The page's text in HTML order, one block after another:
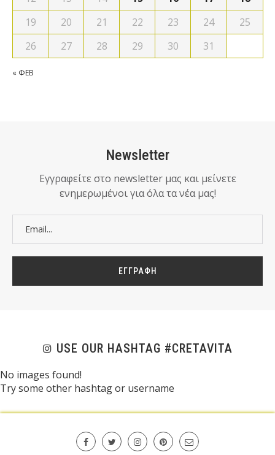
« ΦΕΒ
19
20 21 22 23 24
25
26
27 28 29 30 31
Newsletter
Εγγραφείτε στο newsletter μας και μείνετε
ενημερωμένοι για όλα τα νέα μας!
USE OUR HASHTAG #CRETAVITA
No images found!
Try some other hashtag or username